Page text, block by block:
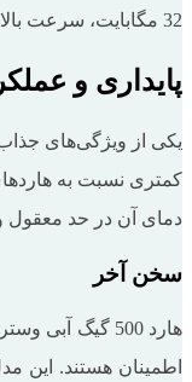
32 مگابایت، سرعت بالای عملیات خواندن و نوشتن را برای کاربر فراهم می‌کند. این سرعت، در انجام وظایف سنگین مانند ویرایش ویدئو یا طراحی گرافیکی، از اهمیت ویژه‌ای برخوردار است.
پایداری و عملکرد بی‌صدا
کمتری نسبت به
دمای آن در حد معقول
سخن آخر
هارد 500 گیگ